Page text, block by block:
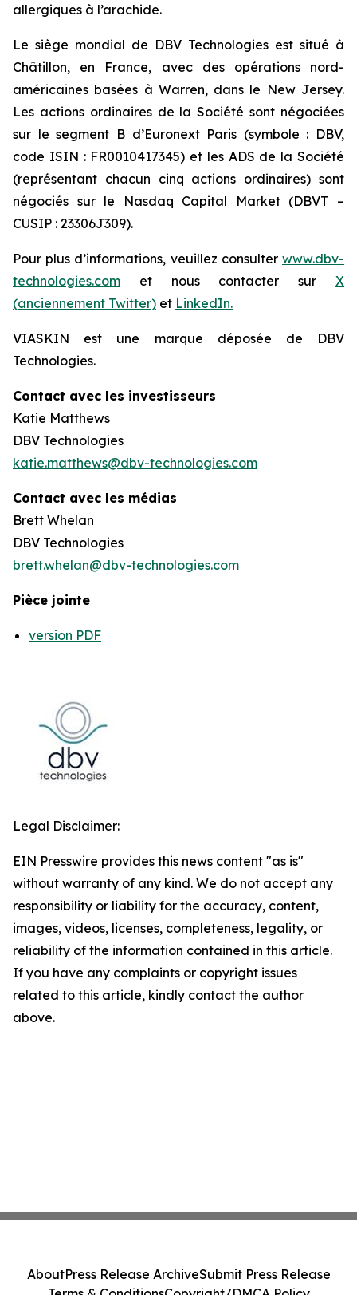
allergiques à l’arachide.
Le siège mondial de DBV Technologies est situé à
Châtillon, en France, avec des opérations nord-
américaines basées à Warren, dans le New Jersey.
Les actions ordinaires de la Société sont négociées
sur le segment B d’Euronext Paris (symbole : DBV,
code ISIN : FR0010417345) et les ADS de la Société
(représentant chacun cinq actions ordinaires) sont
négociés sur le Nasdaq Capital Market (DBVT –
CUSIP : 23306J309).
Pour plus d’informations, veuillez consulter www.dbv-
technologies.com et nous contacter sur X
(anciennement Twitter) et LinkedIn.
VIASKIN est une marque déposée de DBV
Technologies.
Contact avec les investisseurs
Katie Matthews
DBV Technologies
katie.matthews@dbv-technologies.com
Contact avec les médias
Brett Whelan
DBV Technologies
brett.whelan@dbv-technologies.com
Pièce jointe
version PDF
Legal Disclaimer:
EIN Presswire provides this news content "as is"
without warranty of any kind. We do not accept any
responsibility or liability for the accuracy, content,
images, videos, licenses, completeness, legality, or
reliability of the information contained in this article.
If you have any complaints or copyright issues
related to this article, kindly contact the author
above.
AboutPress Release ArchiveSubmit Press Release